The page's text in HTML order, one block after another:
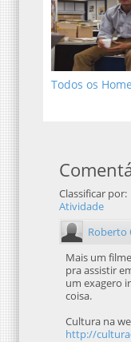
Todos os
Classificar por:
Atividade
Roberto
Mais um
pra assistir
um exagero
coisa.
Cultura na
http://